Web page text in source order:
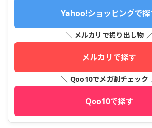
Yahoo!ショッピングで探
＼ メルカリで掘り出し物
メルカリで探す
＼ Qoo10でメガ割チェック
Qoo10で探す